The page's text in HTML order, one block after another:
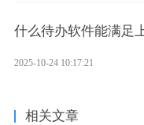
什么待办软件能满足
2025-10-24 10:17:21
相关文章